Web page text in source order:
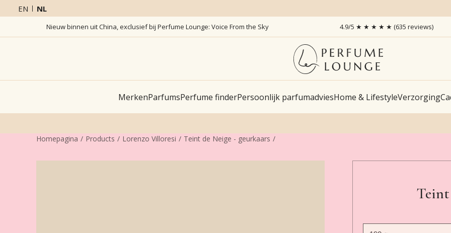
EN NL
Nieuw binnen uit China, exclusief bij Perfume Lounge: Voice From the Sky 4.9/5 ★ ★ ★ ★ ★ (635 reviews)
MerkenParfumsPerfume finderPersoonlijk parfumadviesHome & LifestyleVerzorging
Homepagina Products Lorenzo Villoresi Teint de Neige - geurkaars
Teint